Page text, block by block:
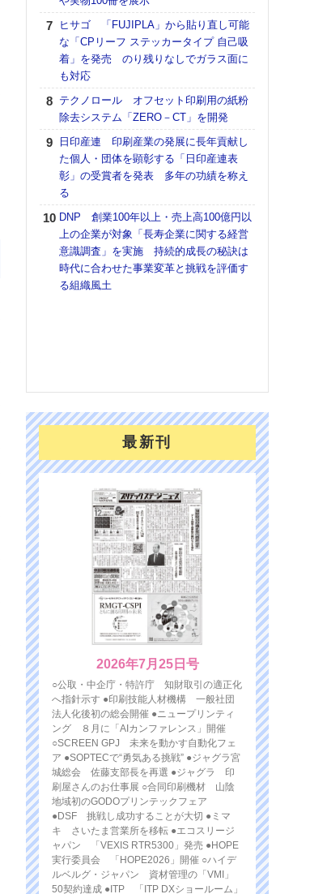
ヒサゴ 「FUJIPLA」から貼り直し可能
な「CPリーフ ステッカータイプ 自己吸
着」を発売 のり残りなしでガラス面に
も対応
テクノロール オフセット印刷用の紙粉
除去システム「ZERO－CT」を開発
日印産連 印刷産業の発展に長年貢献し
た個人・団体を顕彰する「日印産連表
彰」の受賞者を発表 多年の功績を称え
る
DNP 創業100年以上・売上高100億円以
上の企業が対象「長寿企業に関する経営
意識調査」を実施 持続的成長の秘訣は
時代に合わせた事業変革と挑戦を評価す
る組織風土
最新刊
2026年7月25日号
○公取・中企庁・特許庁 知財取引の適正化
へ指針示す ●印刷技能人材機構 一般社団
法人化後初の総会開催 ●ニュープリンティ
ング ８月に「AIカンファレンス」開催
○SCREEN GPJ 未来を動かす自動化フェ
ア ●SOPTECで“勇気ある挑戦” ●ジャグラ宮
城総会 佐藤支部長を再選 ●ジャグラ 印
刷屋さんのお仕事展 ○合同印刷機材 山陰
地域初のGODOプリンテックフェア
●DSF 挑戦し成功することが大切 ●ミマ
キ さいたま営業所を移転 ●エコスリージ
ャパン 「VEXIS RTR5300」発売 ●HOPE
実行委員会 「HOPE2026」開催 ○ハイデ
ルベルグ・ジャパン 資材管理の「VMI」
50契約達成 ●ITP 「ITP DXショールーム」